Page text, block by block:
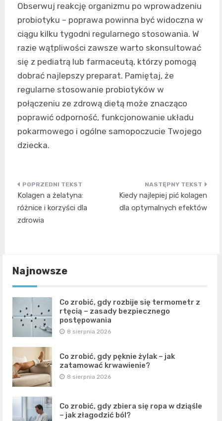
Obserwuj reakcję organizmu po wprowadzeniu
probiotyku – poprawa powinna być widoczna w
ciągu kilku tygodni regularnego stosowania. W
razie wątpliwości zawsze warto skonsultować
się z pediatrą lub farmaceutą, którzy pomogą
dobrać najlepszy preparat. Pamiętaj, że
regularne stosowanie probiotyków w
połączeniu ze zdrową dietą może znacząco
poprawić odporność, funkcjonowanie układu
pokarmowego i ogólne samopoczucie Twojego
dziecka.
Nawigacja
wpisu
Kolagen a żelatyna:
różnice i korzyści dla
zdrowia
Kiedy najlepiej pić kolagen
dla optymalnych efektów
Najnowsze
Co zrobić, gdy rozbije się termometr z
rtęcią – zasady bezpiecznego
postępowania
8 sierpnia 2026
Co zrobić, gdy pęknie żylak – jak
zatamować krwawienie?
8 sierpnia 2026
Co zrobić, gdy zbiera się ropa w dziąśle
– jak złagodzić ból?